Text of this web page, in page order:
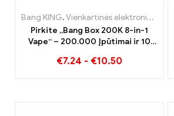
Bang KING,Vienkartinės elektroninės cigaretės
Pirkite „Bang Box 200K 8-in-1
Vape“ – 200.000 Įpūtimai ir 10
€7.24 - €10.50